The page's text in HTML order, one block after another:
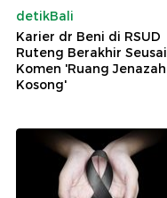
detikBali
Karier dr Beni di RSUD
Ruteng Berakhir Seusai
Komen 'Ruang Jenazah
Kosong'